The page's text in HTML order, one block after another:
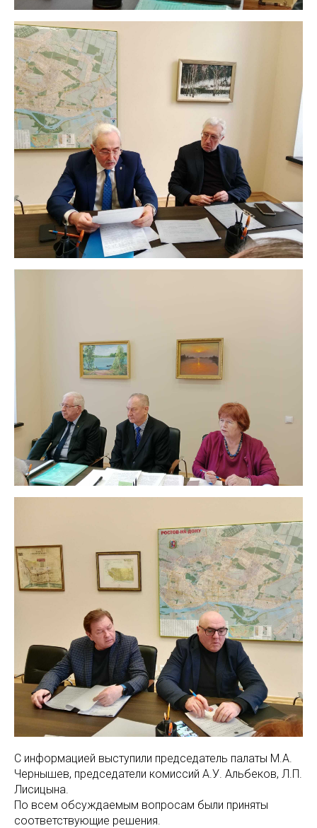
С информацией выступили председатель палаты М.А.
Чернышев, председатели комиссий А.У. Альбеков, Л.П.
Лисицына.
По всем обсуждаемым вопросам были приняты
соответствующие решения.